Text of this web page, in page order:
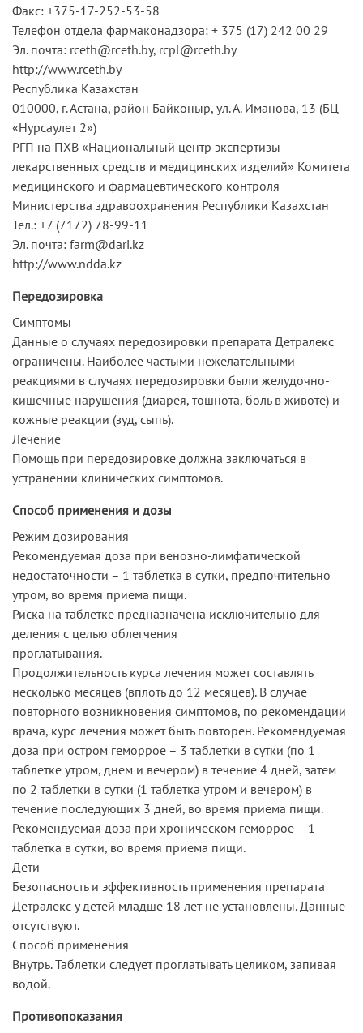
Факс: +375-17-252-53-58
Телефон отдела фармаконадзора: + 375 (17) 242 00 29
Эл. почта: rceth@rceth.by, rcpl@rceth.by
http://www.rceth.by
Республика Казахстан
010000, г. Астана, район Байконыр, ул. А. Иманова, 13 (БЦ
«Нурсаулет 2»)
РГП на ПХВ «Национальный центр экспертизы
лекарственных средств и медицинских изделий» Комитета
медицинского и фармацевтического контроля
Министерства здравоохранения Республики Казахстан
Тел.: +7 (7172) 78-99-11
Эл. почта: farm@dari.kz
http://www.ndda.kz
Передозировка
Симптомы
Данные о случаях передозировки препарата Детралекс
ограничены. Наиболее частыми нежелательными
реакциями в случаях передозировки были желудочно-
кишечные нарушения (диарея, тошнота, боль в животе) и
кожные реакции (зуд, сыпь).
Лечение
Помощь при передозировке должна заключаться в
устранении клинических симптомов.
Способ применения и дозы
Режим дозирования
Рекомендуемая доза при венозно-лимфатической
недостаточности – 1 таблетка в сутки, предпочтительно
утром, во время приема пищи.
Риска на таблетке предназначена исключительно для
деления с целью облегчения
проглатывания.
Продолжительность курса лечения может составлять
несколько месяцев (вплоть до 12 месяцев). В случае
повторного возникновения симптомов, по рекомендации
врача, курс лечения может быть повторен. Рекомендуемая
доза при остром геморрое – 3 таблетки в сутки (по 1
таблетке утром, днем и вечером) в течение 4 дней, затем
по 2 таблетки в сутки (1 таблетка утром и вечером) в
течение последующих 3 дней, во время приема пищи.
Рекомендуемая доза при хроническом геморрое – 1
таблетка в сутки, во время приема пищи.
Дети
Безопасность и эффективность применения препарата
Детралекс у детей младше 18 лет не установлены. Данные
отсутствуют.
Способ применения
Внутрь. Таблетки следует проглатывать целиком, запивая
водой.
Противопоказания